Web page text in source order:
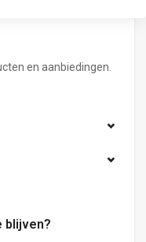
en aanbiedingen.
blijven?